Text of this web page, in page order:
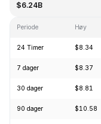
$6.24B
Periode Høy
24 Timer $8.34
7 dager $8.37
30 dager $8.81
90 dager $10.58